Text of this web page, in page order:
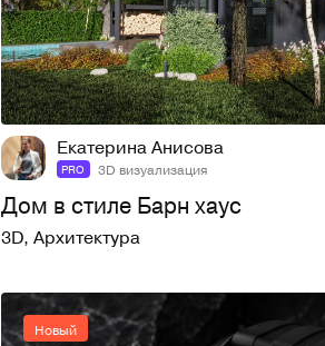
Екатерина Анисова
PRO 3D визуализация
Дом в стиле Барн хаус
3D, Архитектура
Новый